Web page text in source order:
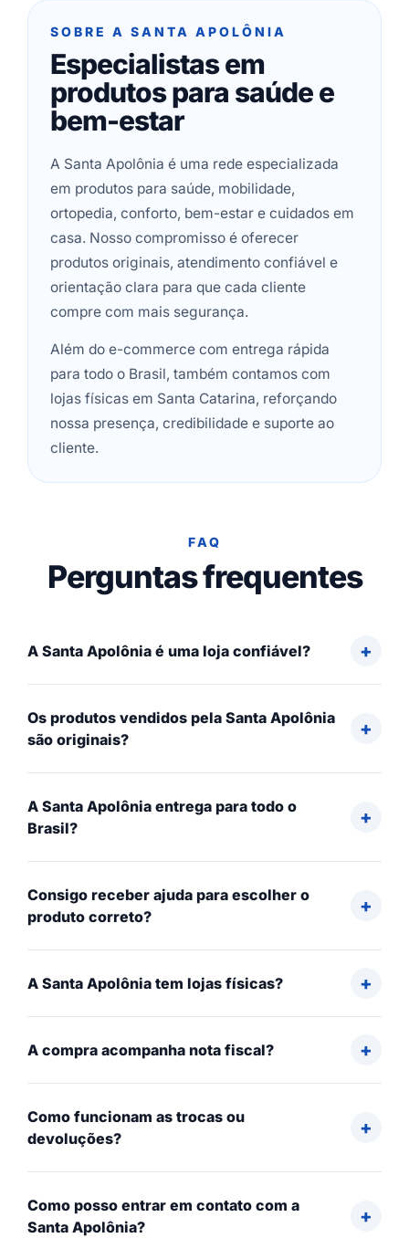
SOBRE A SANTA APOLÔNIA
Especialistas em
produtos para saúde e
bem-estar
A Santa Apolônia é uma rede especializada
em produtos para saúde, mobilidade,
ortopedia, conforto, bem-estar e cuidados em
casa. Nosso compromisso é oferecer
produtos originais, atendimento confiável e
orientação clara para que cada cliente
compre com mais segurança.
Além do e-commerce com entrega rápida
para todo o Brasil, também contamos com
lojas físicas em Santa Catarina, reforçando
nossa presença, credibilidade e suporte ao
cliente.
FAQ
Perguntas frequentes
A Santa Apolônia é uma loja confiável?
Os produtos vendidos pela Santa Apolônia
são originais?
A Santa Apolônia entrega para todo o
Brasil?
Consigo receber ajuda para escolher o
produto correto?
A Santa Apolônia tem lojas físicas?
A compra acompanha nota fiscal?
Como funcionam as trocas ou
devoluções?
Como posso entrar em contato com a
Santa Apolônia?